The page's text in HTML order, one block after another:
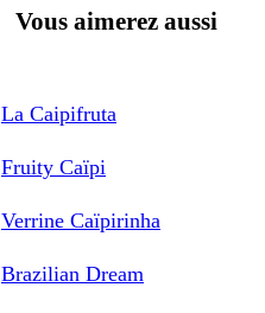
Vous aimerez aussi
La Caipifruta
Fruity Caïpi
Verrine Caïpirinha
Brazilian Dream